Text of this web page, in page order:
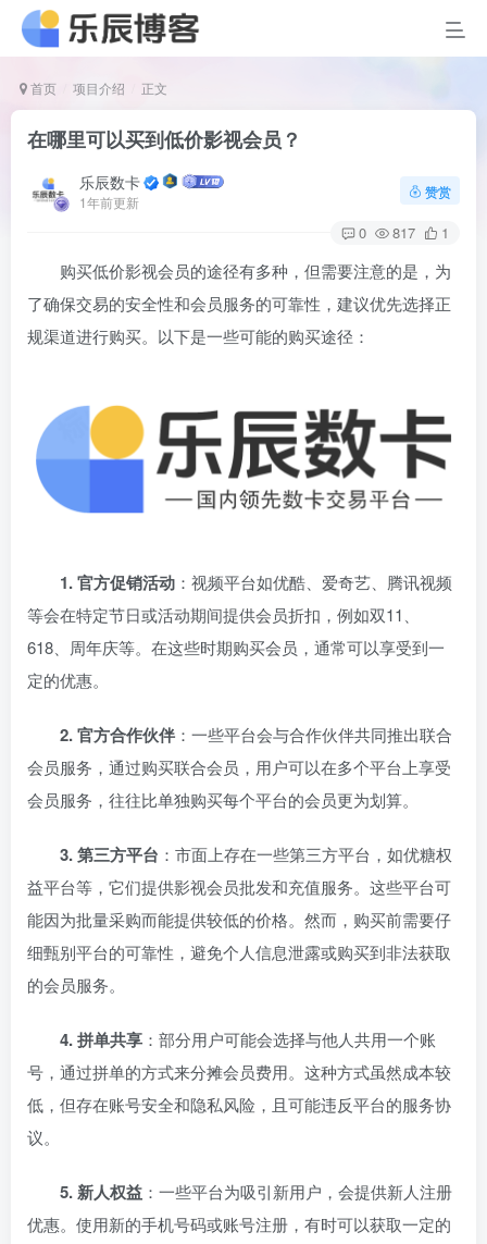
首页 项目介绍 正文
在哪里可以买到低价影视会员？
乐辰数卡
1年前更新
赞赏
0 817 1
购买低价影视会员的途径有多种，但需要注意的是，为
了确保交易的安全性和会员服务的可靠性，建议优先选择正
规渠道进行购买。以下是一些可能的购买途径：
1. 官方促销活动 ：视频平台如优酷、爱奇艺、腾讯视频
等会在特定节日或活动期间提供会员折扣，例如双11、
618、周年庆等。在这些时期购买会员，通常可以享受到一
定的优惠。
2. 官方合作伙伴 ：一些平台会与合作伙伴共同推出联合
会员服务，通过购买联合会员，用户可以在多个平台上享受
会员服务，往往比单独购买每个平台的会员更为划算。
3. 第三方平台 ：市面上存在一些第三方平台，如优糖权
益平台等，它们提供影视会员批发和充值服务。这些平台可
能因为批量采购而能提供较低的价格。然而，购买前需要仔
细甄别平台的可靠性，避免个人信息泄露或购买到非法获取
的会员服务。
4. 拼单共享 ：部分用户可能会选择与他人共用一个账
号，通过拼单的方式来分摊会员费用。这种方式虽然成本较
低，但存在账号安全和隐私风险，且可能违反平台的服务协
议。
5. 新人权益 ：一些平台为吸引新用户，会提供新人注册
优惠。使用新的手机号码或账号注册，有时可以获取一定的